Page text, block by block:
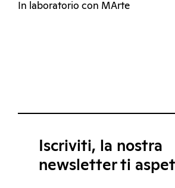
In laboratorio con MArte
Iscriviti, la nostra
newsletter ti